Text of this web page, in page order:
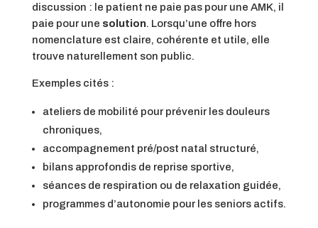
discussion : le patient ne paie pas pour une AMK, il
paie pour une solution. Lorsqu’une offre hors
nomenclature est claire, cohérente et utile, elle
trouve naturellement son public.
Exemples cités :
ateliers de mobilité pour prévenir les douleurs
chroniques,
accompagnement pré/post natal structuré,
bilans approfondis de reprise sportive,
séances de respiration ou de relaxation guidée,
programmes d’autonomie pour les seniors actifs.